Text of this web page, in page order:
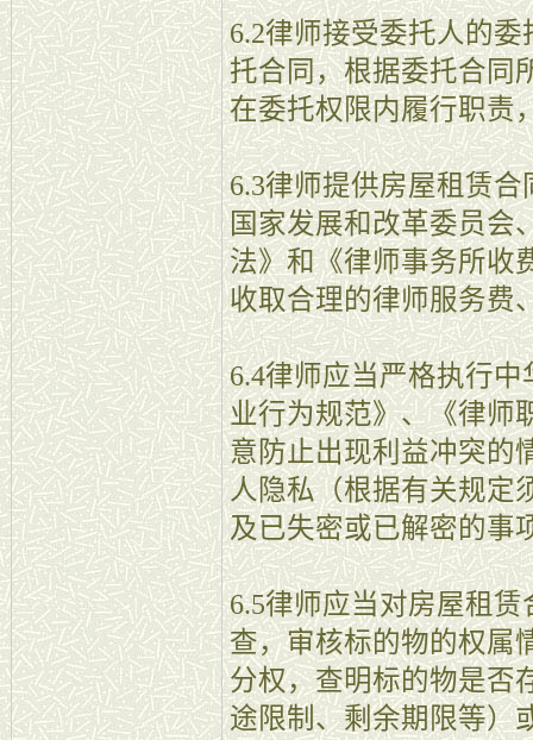
6.2律师接受委托人的
托合同，根据委托合同
在委托权限内履行职责
6.3律师提供房屋租赁
国家发展和改革委员会
法》和《律师事务所收
收取合理的律师服务费
6.4律师应当严格执行
业行为规范》、《律师
意防止出现利益冲突的
人隐私（根据有关规定
及已失密或已解密的事
6.5律师应当对房屋租
查，审核标的物的权属
分权，查明标的物是否
途限制、剩余期限等）